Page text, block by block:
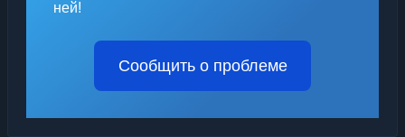
ней!
Сообщить о проблеме